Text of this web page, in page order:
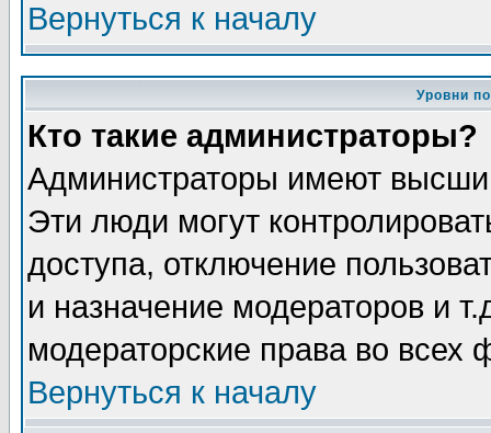
Вернуться к началу
Уровни
Кто такие администраторы?
Администраторы имеют
Эти люди могут
доступа, отключение
и назначение модераторов и
модераторские права во всех
Вернуться к началу